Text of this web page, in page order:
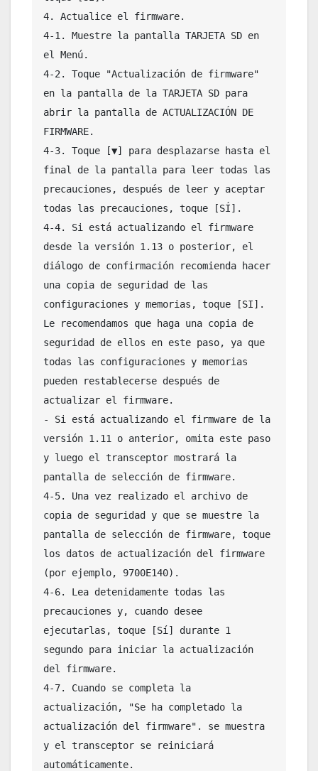
4. Actualice el firmware.
4-1. Muestre la pantalla TARJETA SD en
el Menú.
4-2. Toque "Actualización de firmware"
en la pantalla de la TARJETA SD para
abrir la pantalla de ACTUALIZACIÓN DE
FIRMWARE.
4-3. Toque [▼] para desplazarse hasta el
final de la pantalla para leer todas las
precauciones, después de leer y aceptar
todas las precauciones, toque [SÍ].
4-4. Si está actualizando el firmware
desde la versión 1.13 o posterior, el
diálogo de confirmación recomienda hacer
una copia de seguridad de las
configuraciones y memorias, toque [SI].
Le recomendamos que haga una copia de
seguridad de ellos en este paso, ya que
todas las configuraciones y memorias
pueden restablecerse después de
actualizar el firmware.
- Si está actualizando el firmware de la
versión 1.11 o anterior, omita este paso
y luego el transceptor mostrará la
pantalla de selección de firmware.
4-5. Una vez realizado el archivo de
copia de seguridad y que se muestre la
pantalla de selección de firmware, toque
los datos de actualización del firmware
(por ejemplo, 9700E140).
4-6. Lea detenidamente todas las
precauciones y, cuando desee
ejecutarlas, toque [Sí] durante 1
segundo para iniciar la actualización
del firmware.
4-7. Cuando se completa la
actualización, "Se ha completado la
actualización del firmware". se muestra
y el transceptor se reiniciará
automáticamente.